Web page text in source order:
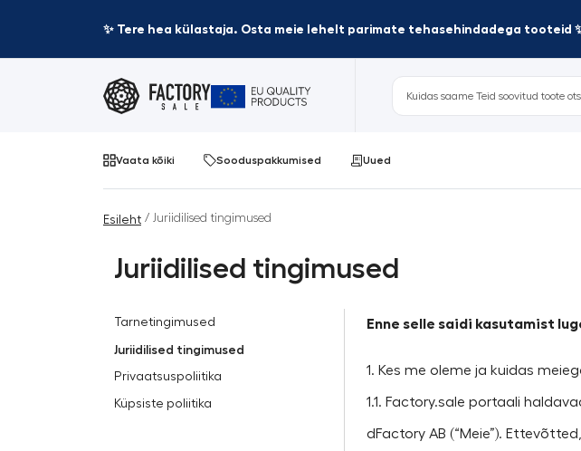
✨ Tere hea külastaja. Osta meie lehelt parimate tehasehindadega tooteid
Vaata kõiki Sooduspakkumised Uued
Esileht / Juriidilised tingimused
Juriidilised tingimused
Tarnetingimused
Juriidilised tingimused
Privaatsuspoliitika
Küpsiste poliitika
Enne selle saidi kasutamist
1. Kes me oleme ja kuidas
1.1. Factory.sale portaali
dFactory AB (“Meie”).